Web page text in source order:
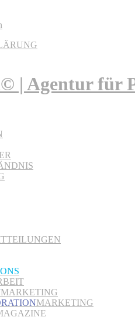
| Agentur für
MARKETING
MARKETING